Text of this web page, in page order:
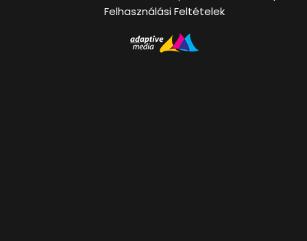
Felhasználási Feltételek